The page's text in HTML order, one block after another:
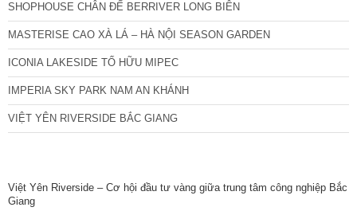
SHOPHOUSE CHÂN ĐẾ BERRIVER LONG BIÊN
MASTERISE CAO XÀ LÁ – HÀ NỘI SEASON GARDEN
ICONIA LAKESIDE TỐ HỮU MIPEC
IMPERIA SKY PARK NAM AN KHÁNH
VIỆT YÊN RIVERSIDE BẮC GIANG
Việt Yên Riverside – Cơ hội đầu tư vàng giữa trung tâm công nghiệp Bắc
Giang